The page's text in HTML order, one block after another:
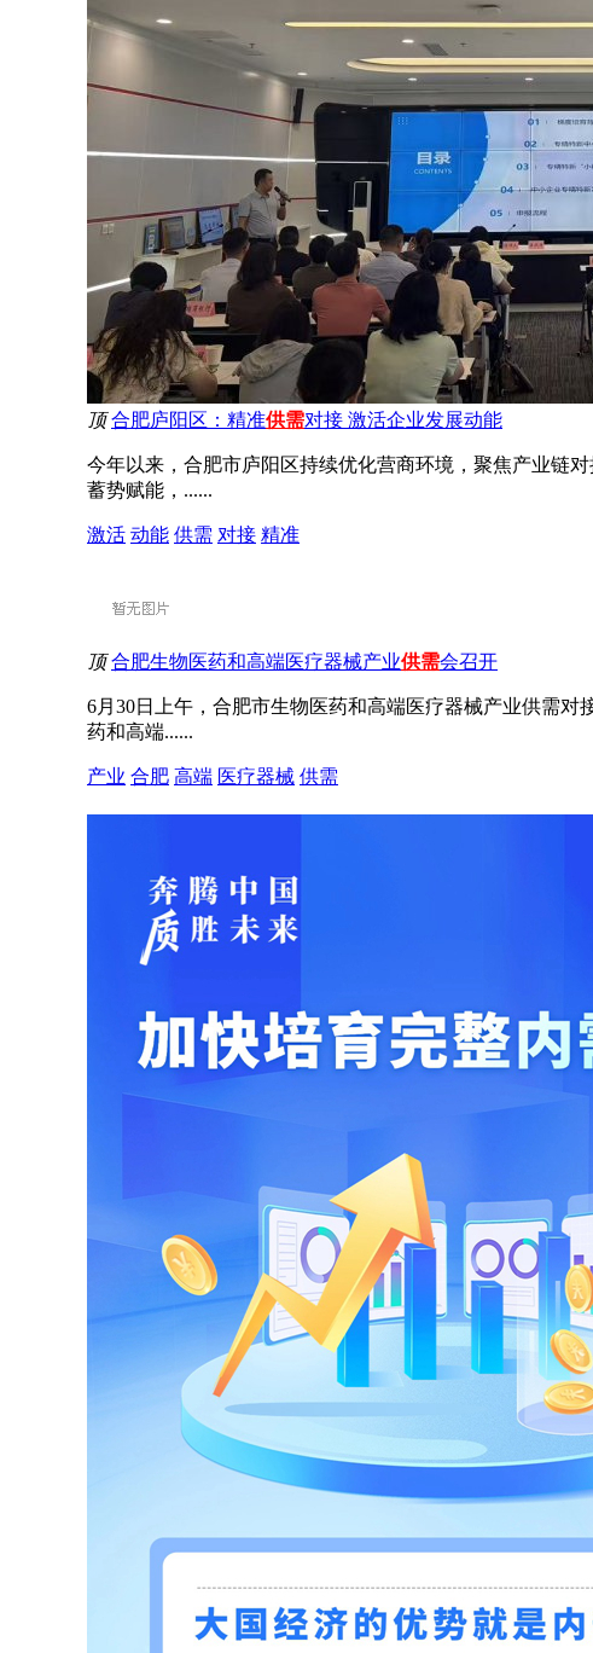
顶 合肥庐阳区：精准供需对接 激活企业发展动能
今年以来，合肥市庐阳区持续优化营商环境，聚焦产业链
蓄势赋能，......
激活 动能 供需 对接 精准
顶 合肥生物医药和高端医疗器械产业供需会召开
6月30日上午，合肥市生物医药和高端医疗器械产业供需
药和高端......
产业 合肥 高端 医疗器械 供需